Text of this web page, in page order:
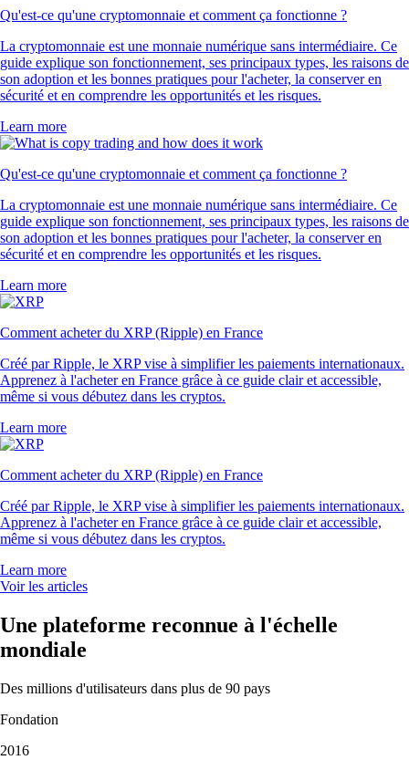
Qu'est-ce qu'une cryptomonnaie et comment ça fonctionne ?
La cryptomonnaie est une monnaie numérique sans intermédiaire. Ce
guide explique son fonctionnement, ses principaux types, les raisons de
son adoption et les bonnes pratiques pour l'acheter, la conserver en
sécurité et en comprendre les opportunités et les risques.
Learn more
Qu'est-ce qu'une cryptomonnaie et comment ça fonctionne ?
La cryptomonnaie est une monnaie numérique sans intermédiaire. Ce
guide explique son fonctionnement, ses principaux types, les raisons de
son adoption et les bonnes pratiques pour l'acheter, la conserver en
sécurité et en comprendre les opportunités et les risques.
Learn more
Comment acheter du XRP (Ripple) en France
Créé par Ripple, le XRP vise à simplifier les paiements internationaux.
Apprenez à l'acheter en France grâce à ce guide clair et accessible,
même si vous débutez dans les cryptos.
Learn more
Comment acheter du XRP (Ripple) en France
Créé par Ripple, le XRP vise à simplifier les paiements internationaux.
Apprenez à l'acheter en France grâce à ce guide clair et accessible,
même si vous débutez dans les cryptos.
Learn more
Voir les articles
Une plateforme reconnue à l'échelle
mondiale
Des millions d'utilisateurs dans plus de 90 pays
Fondation
2016